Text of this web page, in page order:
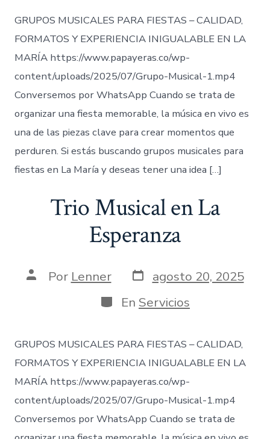
GRUPOS MUSICALES PARA FIESTAS – CALIDAD,
FORMATOS Y EXPERIENCIA INIGUALABLE EN LA
MARÍA https://www.papayeras.co/wp-
content/uploads/2025/07/Grupo-Musical-1.mp4
Conversemos por WhatsApp Cuando se trata de
organizar una fiesta memorable, la música en vivo es
una de las piezas clave para crear momentos que
perduren. Si estás buscando grupos musicales para
fiestas en La María y deseas tener una idea […]
Trio Musical en La
Esperanza
AutorPor Lenner Fecha
de
publicación
agosto 20, 2025
Categorías
En Servicios
GRUPOS MUSICALES PARA FIESTAS – CALIDAD,
FORMATOS Y EXPERIENCIA INIGUALABLE EN LA
MARÍA https://www.papayeras.co/wp-
content/uploads/2025/07/Grupo-Musical-1.mp4
Conversemos por WhatsApp Cuando se trata de